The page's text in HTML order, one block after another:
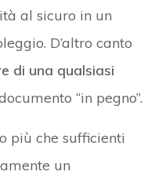
al sicuro in un
D’altro canto
di una qualsiasi
“in pegno”.
più che sufficienti
un